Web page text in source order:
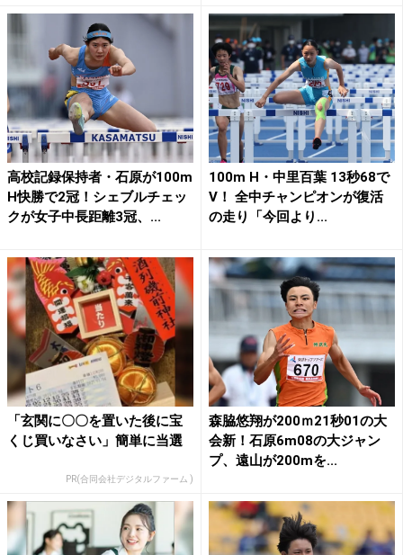
高校記録保持者・石原が100ⅿ
H快勝で2冠！シェブルチェッ
クが女子中長距離3冠、...
100m H・中里百葉 13秒68で
V！ 全中チャンピオンが復活
の走り「今回より...
「玄関に〇〇を置いた後に宝
くじ買いなさい」簡単に当選
PR(合同会社デジタルファーム )
森脇悠翔が200ｍ21秒01の大
会新！石原6ⅿ08の大ジャン
プ、遠山が200mを...